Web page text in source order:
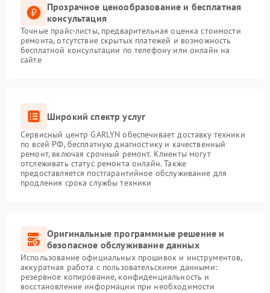
Прозрачное ценообразование и бесплатная
консультация
Точные прайс-листы, предварительная оценка стоимости
ремонта, отсутствие скрытых платежей и возможность
бесплатной консультации по телефону или онлайн на
сайте
Широкий спектр услуг
Сервисный центр GARLYN обеспечивает доставку техники
по всей РФ, бесплатную диагностику и качественный
ремонт, включая срочный ремонт. Клиенты могут
отслеживать статус ремонта онлайн. Также
предоставляется постгарантийное обслуживание для
продления срока службы техники
Оригинальные программные решение и
безопасное обслуживание данных
Использование официальных прошивок и инструментов,
аккуратная работа с пользовательскими данными:
резервное копирование, конфиденциальность и
восстановление информации при необходимости